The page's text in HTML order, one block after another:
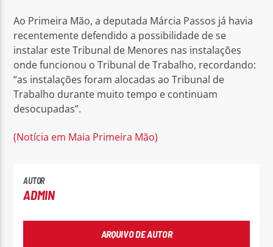
Ao Primeira Mão, a deputada Márcia Passos já havia
recentemente defendido a possibilidade de se
instalar este Tribunal de Menores nas instalações
onde funcionou o Tribunal de Trabalho, recordando:
“as instalações foram alocadas ao Tribunal de
Trabalho durante muito tempo e continuam
desocupadas”.
(Notícia em Maia Primeira Mão)
AUTOR
ADMIN
ARQUIVO DE AUTOR